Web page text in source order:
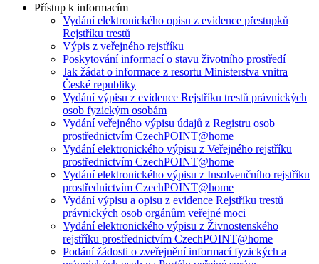
Přístup k informacím
Vydání elektronického opisu z evidence přestupků
Rejstříku trestů
Výpis z veřejného rejstříku
Poskytování informací o stavu životního prostředí
Jak žádat o informace z resortu Ministerstva vnitra
České republiky
Vydání výpisu z evidence Rejstříku trestů právnických
osob fyzickým osobám
Vydání veřejného výpisu údajů z Registru osob
prostřednictvím CzechPOINT@home
Vydání elektronického výpisu z Veřejného rejstříku
prostřednictvím CzechPOINT@home
Vydání elektronického výpisu z Insolvenčního rejstříku
prostřednictvím CzechPOINT@home
Vydání výpisu a opisu z evidence Rejstříku trestů
právnických osob orgánům veřejné moci
Vydání elektronického výpisu z Živnostenského
rejstříku prostřednictvím CzechPOINT@home
Podání žádosti o zveřejnění informací fyzických a